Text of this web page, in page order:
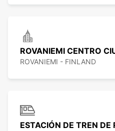
ROVANIEMI CENTRO
ROVANIEMI - FINLAND
ESTACIÓN DE TREN DE